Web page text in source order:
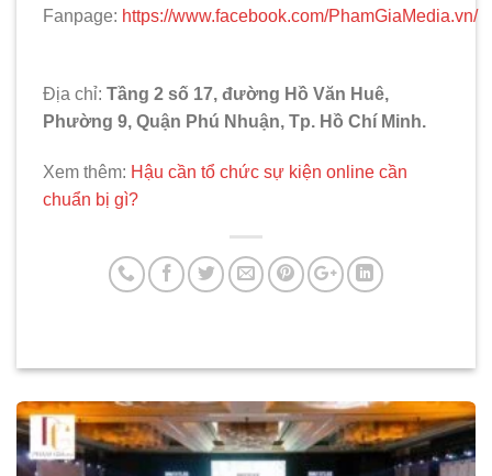
Fanpage: https://www.facebook.com/PhamGiaMedia.vn/
Địa chỉ: Tầng 2 số 17, đường Hồ Văn Huê,
Phường 9, Quận Phú Nhuận, Tp. Hồ Chí Minh.
Xem thêm: Hậu cần tổ chức sự kiện online cần
chuẩn bị gì?